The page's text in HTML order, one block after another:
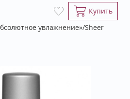
Купить
увлажнение»/Sheer